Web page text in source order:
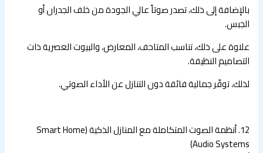
بالإضافة إلى ذلك، تصدر صوتاً عالي الجودة من خلف الجدران أو
الجبس.
علاوة على ذلك، تناسب المتاحف، المعارض، والبيوت العصرية ذات
التصاميم النظيفة.
لذلك، توفّر جمالية فائقة دون التنازل عن الأداء الصوتي.
12. أنظمة الصوت المتكاملة مع المنازل الذكية (Smart Home
Audio Systems)